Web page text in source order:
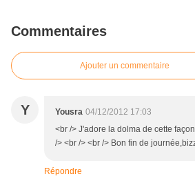
Commentaires
Ajouter un commentaire
Y Yousra 04/12/2012 17:03
<br /> J'adore la dolma de cette
/> <br /> <br /> Bon fin de
Répondre